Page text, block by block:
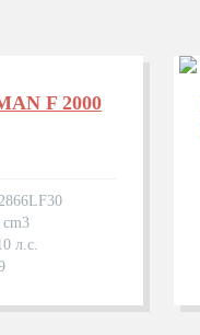
F 2000
cm3
л.с.